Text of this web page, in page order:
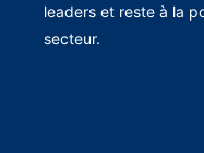
leaders et reste à la
secteur.